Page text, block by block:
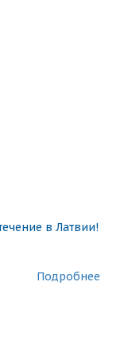
в Латвии!
Подробнее